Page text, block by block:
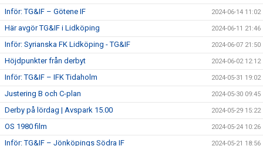
Inför: TG&IF – Götene IF 2024-06-14 11:02
Här avgör TG&IF i Lidköping 2024-06-11 21:46
Inför: Syrianska FK Lidköping - TG&IF 2024-06-07 21:50
Höjdpunkter från derbyt 2024-06-02 12:12
Inför: TG&IF – IFK Tidaholm 2024-05-31 19:02
Justering B och C-plan 2024-05-30 09:45
Derby på lördag | Avspark 15.00 2024-05-29 15:22
OS 1980 film 2024-05-24 10:26
Inför: TG&IF – Jönköpings Södra IF 2024-05-21 18:56